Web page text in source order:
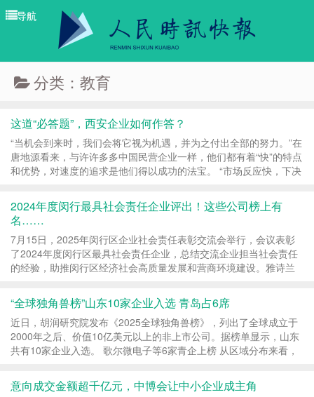
导航
导航
分类：教育
这道“必答题”，西安企业如何作答？
“当机会到来时，我们会将它视为机遇，并为之付出全部的努力。”在
唐地源看来，与许许多多中国民营企业一样，他们都有着“快”的特点
和优势，对速度的追求是他们得以成功的法宝。 “市场反应快，下决
2024年度闵行最具社会责任企业评出！这些公司榜上有
名……
7月15日，2025年闵行区企业社会责任表彰交流会举行，会议表彰
了2024年度闵行区最具社会责任企业，总结交流企业担当社会责任
的经验，助推闵行区经济社会高质量发展和营商环境建设。雅诗兰
“全球独角兽榜”山东10家企业入选 青岛占6席
近日，胡润研究院发布《2025全球独角兽榜》，列出了全球成立于
2000年之后、价值10亿美元以上的非上市公司。据榜单显示，山东
共有10家企业入选。 歌尔微电子等6家青企上榜 从区域分布来看，
意向成交金额超千亿元，中博会让中小企业成主角